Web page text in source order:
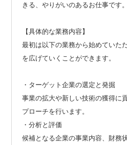
きる、やりがいのあるお仕事です。
【具体的な業務内容】
最初は以下の業務から始めていた
を広げていくことができます。
・ターゲット企業の選定と発掘
事業の拡大や新しい技術の獲得に
プローチを行います。
・分析と評価
候補となる企業の事業内容、財務